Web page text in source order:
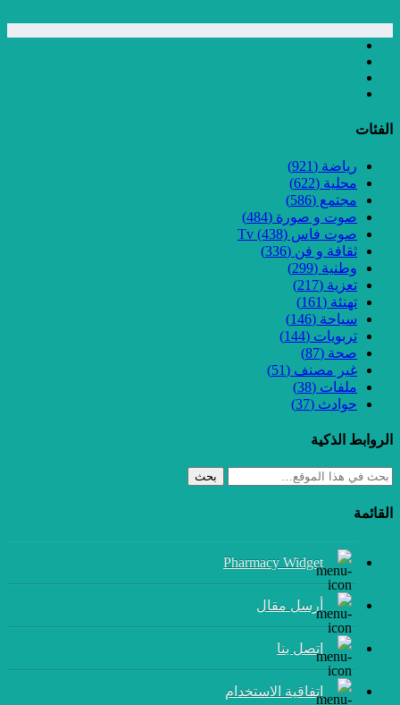
الفئات
رياضة (921)
محلية (622)
مجتمع (586)
صوت و صورة (484)
صوت فاس Tv (438)
ثقافة و فن (336)
وطنية (299)
تعزية (217)
تهنئة (161)
سياحة (146)
تربويات (144)
صحة (87)
غير مصنف (51)
ملفات (38)
حوادث (37)
الروابط الذكية
بحث
القائمة
Pharmacy Widget
أرسل مقال
إتصل بنا
اتفاقية الاستخدام